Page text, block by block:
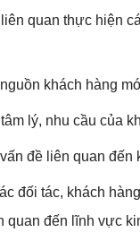
quan thực hiện
khách hàng
lý, nhu cầu của
đề liên quan đến
đối tác, khách
đến lĩnh vực